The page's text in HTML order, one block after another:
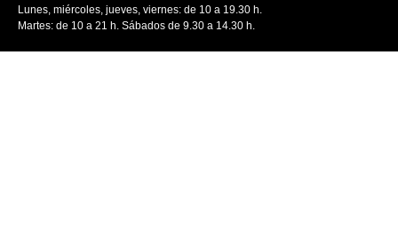
Lunes, miércoles, jueves, viernes: de 10 a 19.30 h.
Martes: de 10 a 21 h. Sábados de 9.30 a 14.30 h.